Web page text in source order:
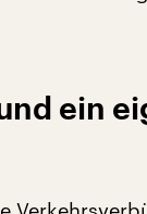
ein